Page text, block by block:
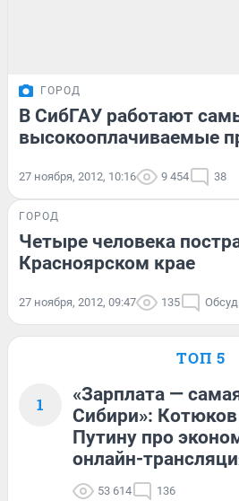
ГОРОД
В СибГАУ работают
высокооплачиваемые
27 ноября, 2012, 10:16 9 454 38
ГОРОД
Четыре человека
Красноярском крае
27 ноября, 2012, 09:47 135
ТОП 5
1
«Зарплата —
Сибири»: Котюков
Путину про
онлайн-
53 614 136